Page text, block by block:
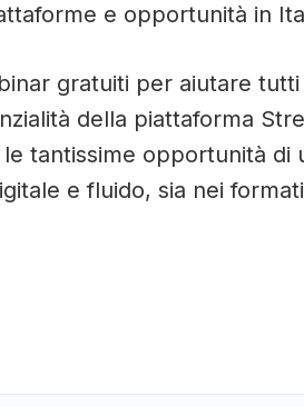
e opportunità in
gratuiti per aiutare tutti
della piattaforma
tantissime opportunità di
e fluido, sia nei